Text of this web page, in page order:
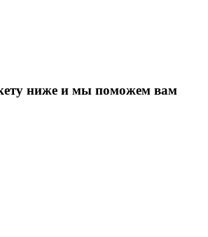
ниже и мы поможем вам